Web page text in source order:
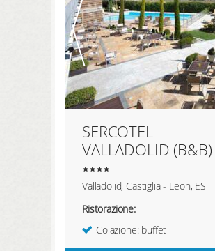
SERCOTEL
VALLADOLID (B&B)
Valladolid, Castiglia - Leon, ES
Ristorazione:
Colazione: buffet